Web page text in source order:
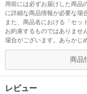
用前には必ずお届けした商品
に詳細な商品情報が必要な場
また、商品名における「セッ
お約束するものではありませ
場合がございます。あらかじ
商品
レビュー